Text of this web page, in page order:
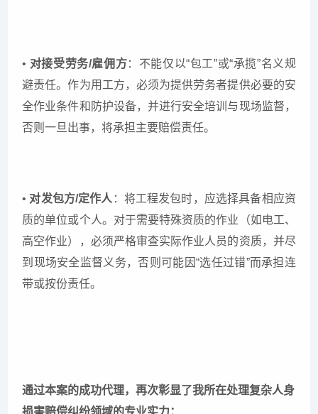
• 对接受劳务/雇佣方：不能仅以“包工”或“承揽”名义规
避责任。作为用工方，必须为提供劳务者提供必要的安
全作业条件和防护设备，并进行安全培训与现场监督，
否则一旦出事，将承担主要赔偿责任。
• 对发包方/定作人 ：将工程发包时，应选择具备相应资
质的单位或个人。对于需要特殊资质的作业（如电工、
高空作业），必须严格审查实际作业人员的资质，并尽
到现场安全监督义务，否则可能因“选任过错”而承担连
带或按份责任。
通过本案的成功代理，再次彰显了我所在处理复杂人身